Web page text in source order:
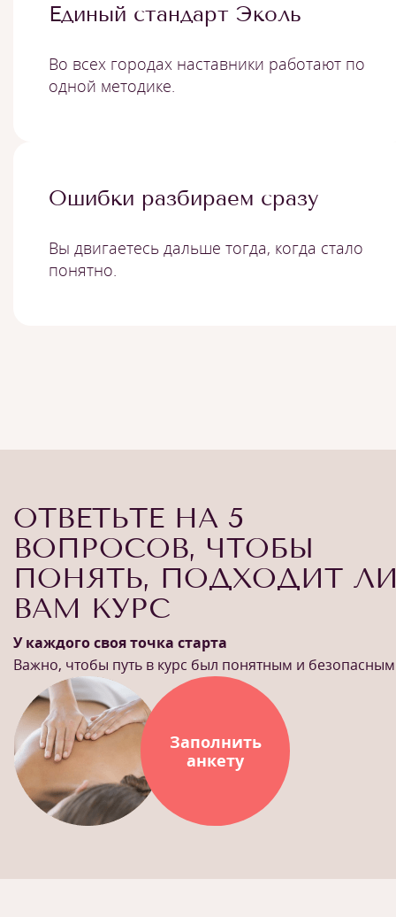
Единый стандарт Эколь
Во всех городах наставники работают по
одной методике.
Ошибки разбираем сразу
Вы двигаетесь дальше тогда, когда стало
понятно.
ОТВЕТЬТЕ НА 5
ВОПРОСОВ, ЧТОБЫ
ПОНЯТЬ, ПОДХОДИТ
ВАМ КУРС
У каждого своя точка старта
Важно, чтобы путь в курс был понятным и безопасным
Заполнить
анкету